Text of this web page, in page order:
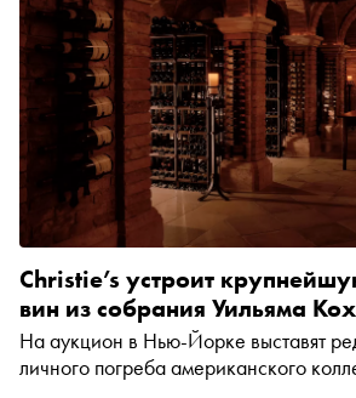
Christie’s устроит
вин из собрания Уильяма
На аукцион в Нью-Йорке выставят
личного погреба американского